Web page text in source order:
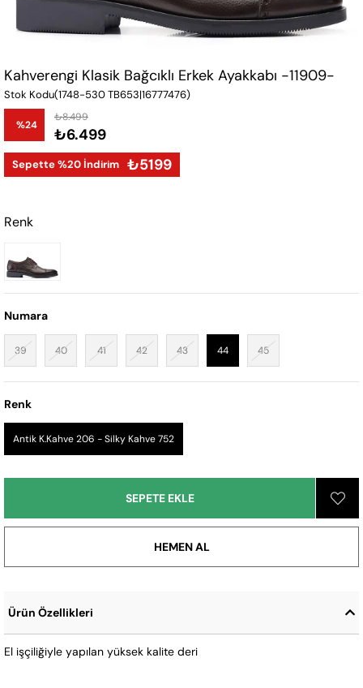
Kahverengi Klasik Bağcıklı Erkek Ayakkabı -11909-
Stok Kodu(1748-530 TB653|16777476)
%24
İndirim
₺8.499
₺6.499
Sepette %20 İndirim ₺5199
Renk
Numara
39 40 41 42 43 44 45
Renk
Antik K.Kahve 206 - Silky Kahve 752
Ürün Özellikleri
El işçiliğiyle yapılan yüksek kalite deri